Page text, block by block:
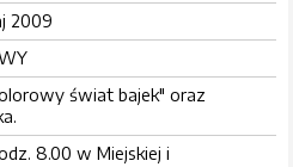
2009
świat bajek" oraz
8.00 w Miejskiej i